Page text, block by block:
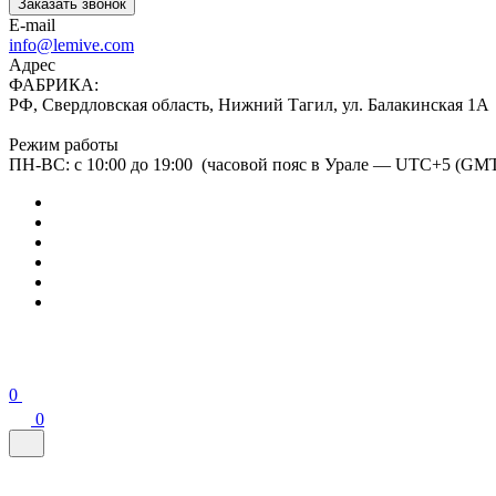
Заказать звонок
E-mail
info@lemive.com
Адрес
ФАБРИКА:
РФ, Свердловская область, Нижний Тагил, ул. Балакинская 1А
Режим работы
ПН-ВС: с 10:00 до 19:00 (часовой пояс в Урале — UTC+5
0
0